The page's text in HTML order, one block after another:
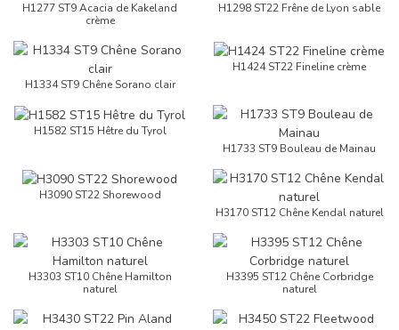
H1277 ST9 Acacia de Kakeland
crème
H1298 ST22 Frêne de Lyon sable
H1334 ST9 Chêne Sorano clair
H1424 ST22 Fineline crème
H1582 ST15 Hêtre du Tyrol
H1733 ST9 Bouleau de Mainau
H3090 ST22 Shorewood
H3170 ST12 Chêne Kendal naturel
H3303 ST10 Chêne Hamilton
naturel
H3395 ST12 Chêne Corbridge
naturel